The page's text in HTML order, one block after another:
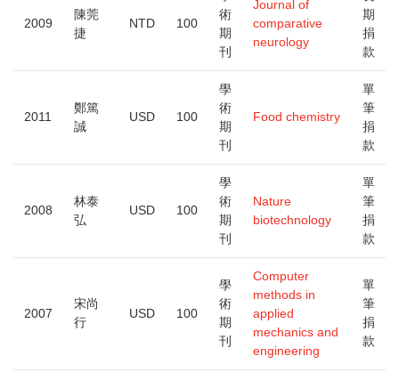
2009
陳莞
捷
NTD 100
術
期
刊
Journal of
comparative
neurology
期
捐
款
2011
鄭篤
誠
USD 100
學
術
期
刊
Food chemistry
單
筆
捐
款
2008
林泰
弘
USD 100
學
術
期
刊
Nature
biotechnology
單
筆
捐
款
2007
宋尚
行
USD 100
學
術
期
刊
Computer
methods in
applied
mechanics and
engineering
單
筆
捐
款